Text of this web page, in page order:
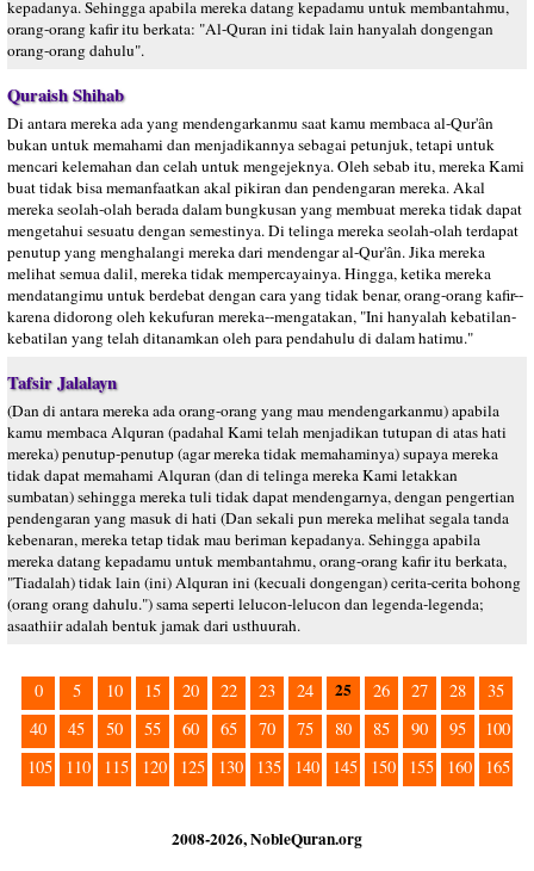
kepadanya. Sehingga apabila mereka datang kepadamu untuk membantahmu,
orang-orang kafir itu berkata: "Al-Quran ini tidak lain hanyalah dongengan
orang-orang dahulu".
Quraish Shihab
Di antara mereka ada yang mendengarkanmu saat kamu membaca al-Qur'ân
bukan untuk memahami dan menjadikannya sebagai petunjuk, tetapi untuk
mencari kelemahan dan celah untuk mengejeknya. Oleh sebab itu, mereka Kami
buat tidak bisa memanfaatkan akal pikiran dan pendengaran mereka. Akal
mereka seolah-olah berada dalam bungkusan yang membuat mereka tidak dapat
mengetahui sesuatu dengan semestinya. Di telinga mereka seolah-olah terdapat
penutup yang menghalangi mereka dari mendengar al-Qur'ân. Jika mereka
melihat semua dalil, mereka tidak mempercayainya. Hingga, ketika mereka
mendatangimu untuk berdebat dengan cara yang tidak benar, orang-orang kafir--
karena didorong oleh kekufuran mereka--mengatakan, "Ini hanyalah kebatilan-
kebatilan yang telah ditanamkan oleh para pendahulu di dalam hatimu."
Tafsir Jalalayn
(Dan di antara mereka ada orang-orang yang mau mendengarkanmu) apabila
kamu membaca Alquran (padahal Kami telah menjadikan tutupan di atas hati
mereka) penutup-penutup (agar mereka tidak memahaminya) supaya mereka
tidak dapat memahami Alquran (dan di telinga mereka Kami letakkan
sumbatan) sehingga mereka tuli tidak dapat mendengarnya, dengan pengertian
pendengaran yang masuk di hati (Dan sekali pun mereka melihat segala tanda
kebenaran, mereka tetap tidak mau beriman kepadanya. Sehingga apabila
mereka datang kepadamu untuk membantahmu, orang-orang kafir itu berkata,
"Tiadalah) tidak lain (ini) Alquran ini (kecuali dongengan) cerita-cerita bohong
(orang orang dahulu.") sama seperti lelucon-lelucon dan legenda-legenda;
asaathiir adalah bentuk jamak dari usthuurah.
0 5 10 15 20 22 23 24 25 26 27 28
35
40
45 50 55 60 65 70 75 80 85 90 95
100
105
110 115 120 125 130 135 140 145 150 155 160 165
2008-2026, NobleQuran.org